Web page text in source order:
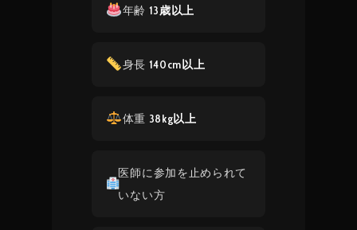
年齢 13歳以上
身長 140cm以上
体重 38kg以上
医師に参加を止められて
いない方